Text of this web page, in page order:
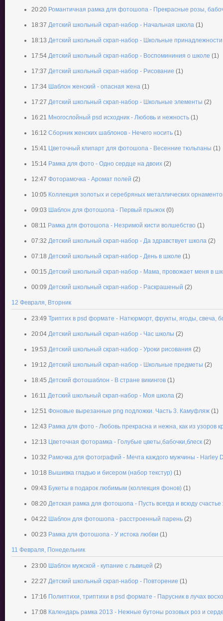
20:20 Романтичная рамка для фотошопа - Прекрасные розы,
18:37 Детский школьный скрап-набор - Начальная школа (1)
18:13 Детский школьный скрап-набор - Школьные принадлежности
17:54 Детский школьный скрап-набор - Воспомининия о школе (1)
17:37 Детский школьный скрап-набор - Рисование (1)
17:34 Шаблон женский - опасная жена (1)
17:27 Детский школьный скрап-набор - Школьные элементы (2)
16:21 Многослойный psd исходник - Любовь и нежность (1)
16:12 Сборник женских шаблонов - Нечего носить (1)
15:41 Цветочный клипарт для фотошопа - Весенние тюльпаны (1)
15:14 Рамка для фото - Одно сердце на двоих (2)
12:47 Фоторамочка - Аромат полей (2)
10:05 Коллекция золотых и серебряных металлических
09:03 Шаблон для фотошопа - Первый прыжок (0)
08:11 Рамка для фотошопа - Незримой кисти волшебство (1)
07:32 Детский школьный скрап-набор - Да здравствует школа (2)
07:18 Детский школьный скрап-набор - День в школе (1)
00:15 Детский школьный скрап-набор - Мама, провожает меня в
00:09 Детский школьный скрап-набор - Раскрашеный (2)
12 Февраля, Вторник
23:49 Триптих в psd формате - Натюрморт, фрукты, ягоды, свеча,
20:04 Детский школьный скрап-набор - Час школы (2)
19:53 Детский школьный скрап-набор - Уроки рисования (2)
19:12 Детский школьный скрап-набор - Школьные предметы (2)
18:45 Детский фотошаблон - В стране викингов (1)
16:11 Детский школьный скрап-набор - Моя школа (2)
12:51 Фоновые вырезанные png подложки. Часть 3. Камуфляж (1)
12:43 Рамка для фото - Любовь прекрасна и нежна, как из узоров
12:13 Цветочная фоторамка - Голубые цветы,бабочки,блеск (2)
10:32 Рамочка для фотографий - Мечта каждого мужчины - Harley
10:18 Вышивка гладью и бисером (набор текстур) (1)
09:43 Букеты в подарок любимым (коллекция фонов) (1)
08:20 Детская рамка для фотошопа - Пусть всегда и всюду
04:22 Шаблон для фотошопа - расстроенный парень (2)
00:23 Рамка для фотошопа - У истока любви (1)
11 Февраля, Понедельник
23:00 Шаблон мужской - купание с львицей (2)
22:27 Детский школьный скрап-набор - Повторение (1)
17:16 Полиптихи, триптихи в psd формате - Парусник в лучах
17:08 Календарь рамка 2013 - Нежные бутоны розовых роз и